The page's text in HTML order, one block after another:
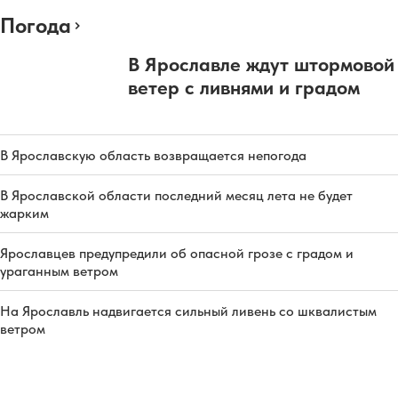
Погода
В Ярославле ждут штормовой
ветер с ливнями и градом
В Ярославскую область возвращается непогода
В Ярославской области последний месяц лета не будет
жарким
Ярославцев предупредили об опасной грозе с градом и
ураганным ветром
На Ярославль надвигается сильный ливень со шквалистым
ветром